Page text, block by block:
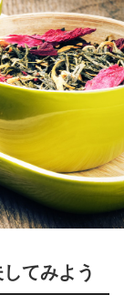
てみよう